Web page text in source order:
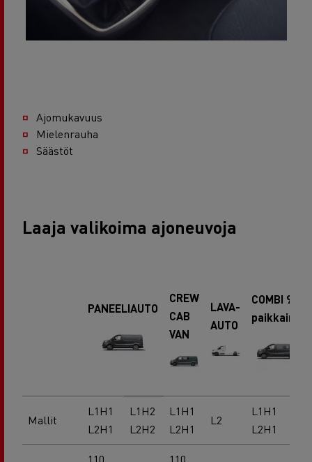
Ajomukavuus
Mielenrauha
Säästöt
Laaja valikoima ajoneuvoja
PANEELIAUTO
CREW
CAB
VAN
LAVA-
AUTO
COMBI 9-
paikkainen
Mallit
L1H1
L2H1
L1H2
L2H2
L1H1
L2H1
L2
L1H1
L2H1
110
110